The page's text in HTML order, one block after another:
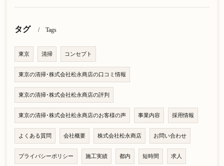
タグ Tags
東京 清掃 コンセプト
東京の清掃･株式会社松永商店の口コミ情報
東京の清掃･株式会社松永商店の評判
東京の清掃･株式会社松永商店のお客様の声 事業内容 採用情報
よくある質問 会社概要 株式会社松永商店 お問い合わせ
プライバシーポリシー 施工実績 都内 短時間 求人